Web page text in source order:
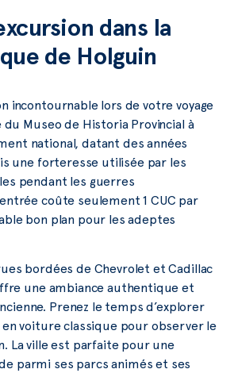
dans la
de Holguin
incontournable lors de votre voyage
du Museo de Historia Provincial à
national, datant des années
une forteresse utilisée par les
pendant les guerres
coûte seulement 1 CUC par
bon plan pour les adeptes
bordées de Chevrolet et Cadillac
une ambiance authentique et
Prenez le temps d’explorer
voiture classique pour observer le
La ville est parfaite pour une
parmi ses parcs animés et ses